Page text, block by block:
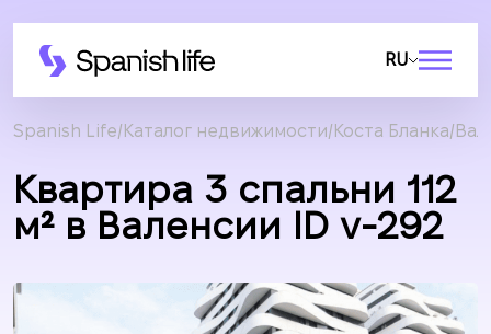
RU
Spanish Life Каталог недвижимости Коста Бланка
Квартира 3 спальни 112
м² в Валенсии ID v-292